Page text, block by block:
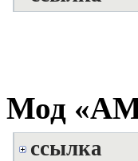
Мод
ссылка